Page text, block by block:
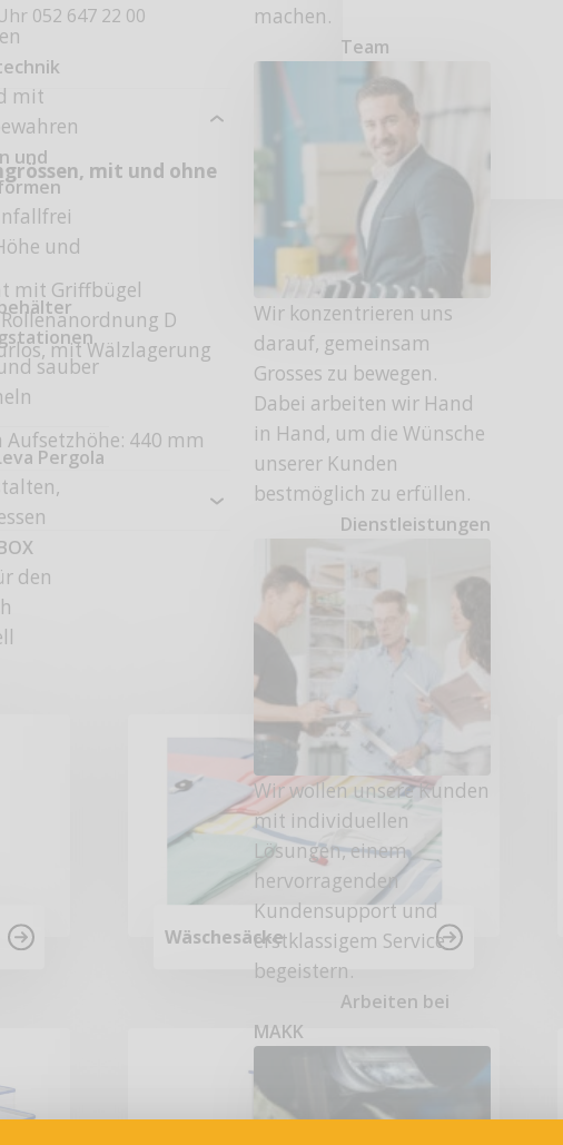
mit
und
und
sauber
Pergola
den
machen.
Team
Wir konzentrieren uns
darauf, gemeinsam
Grosses zu bewegen.
Dabei arbeiten wir Hand
in Hand, um die Wünsche
unserer Kunden
bestmöglich zu erfüllen.
Dienstleistungen
Wir wollen unsere Kunden
mit individuellen
Lösungen, einem
hervorragenden
Kundensupport und
erstklassigem Service
begeistern.
Arbeiten bei
MAKK
052 647 22 00
mit und ohne
mit Griffbügel
D
mit Wälzlagerung
440 mm
Wäschesäcke